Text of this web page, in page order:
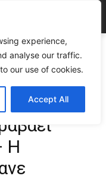
experience,
analyse our traffic.
our use of cookies.
Accept All
μία δύναμη να με
υπήρχε
Η